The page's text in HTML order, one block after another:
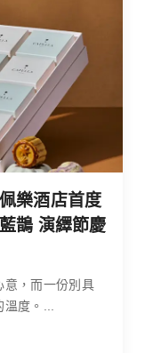
樂酒店首度
鵲 演繹節慶
意，而一份別具
度。...